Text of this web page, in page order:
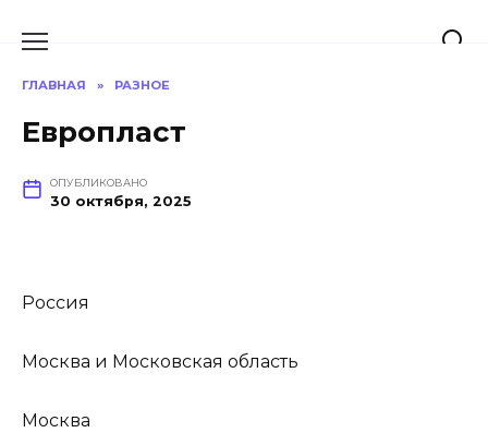
ГЛАВНАЯ » РАЗНОЕ
Европласт
ОПУБЛИКОВАНО
30 октября, 2025
Россия
Москва и Московская область
Москва